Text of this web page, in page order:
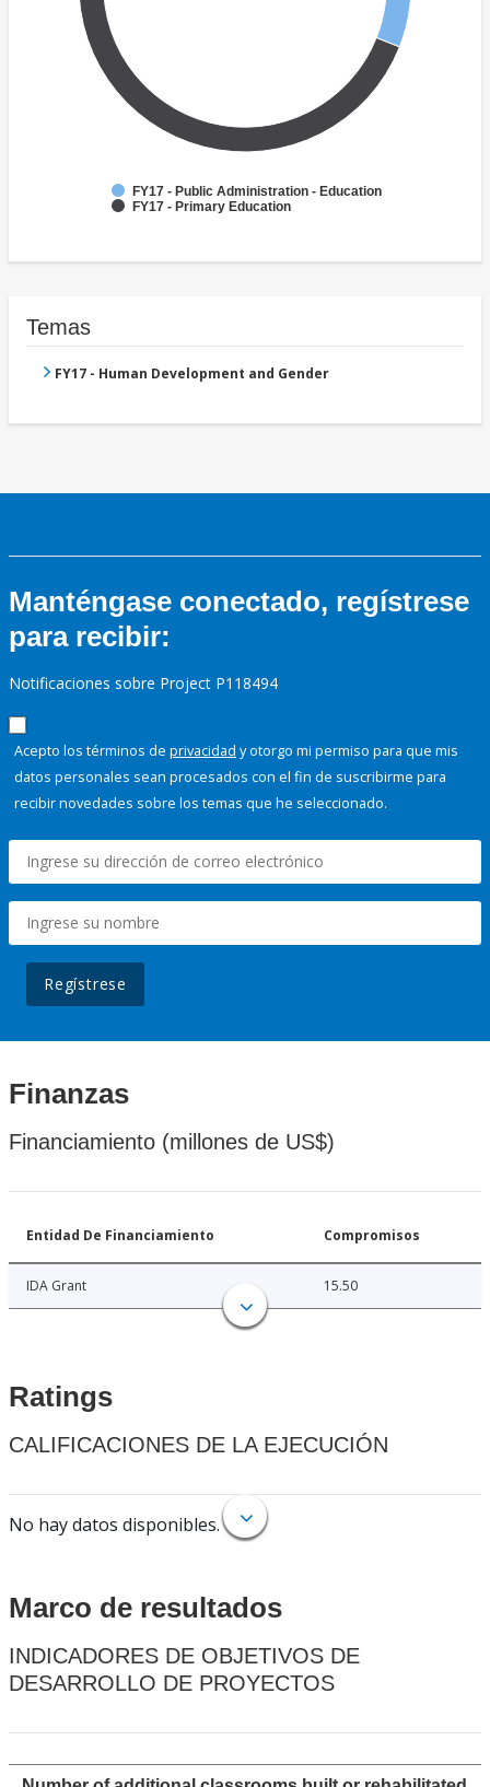
FY17 - Public Administration - Education
FY17 - Primary Education
Temas
FY17 - Human Development and Gender
Manténgase conectado, regístrese
para recibir:
Notificaciones sobre Project P118494
Acepto los términos de privacidad y otorgo mi permiso para que mis
datos personales sean procesados con el fin de suscribirme para
recibir novedades sobre los temas que he seleccionado.
Regístrese
Finanzas
Financiamiento (millones de US$)
Entidad De Financiamiento Compromisos
IDA Grant 15.50
Ratings
CALIFICACIONES DE LA EJECUCIÓN
No hay datos disponibles.
Marco de resultados
INDICADORES DE OBJETIVOS DE
DESARROLLO DE PROYECTOS